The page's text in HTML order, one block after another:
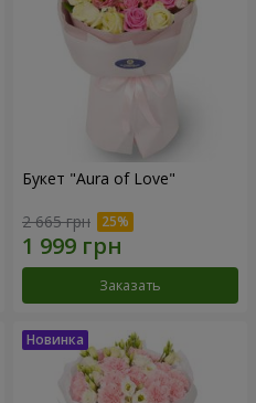
Букет "Aura of Love"
2 665 грн
Заказать